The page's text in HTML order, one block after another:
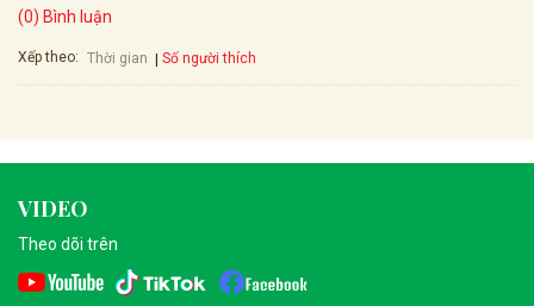
(0) Bình luận
Xếp theo: Thời gian Số người thích
VIDEO
Theo dõi trên